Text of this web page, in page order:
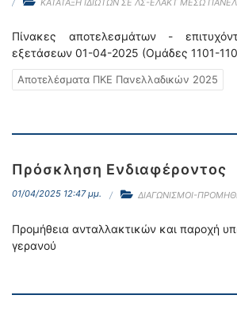
ΚΑΤΑΤΑΞΗ ΙΔΙΩΤΩΝ ΣΕ ΛΣ-ΕΛΑΚΤ ΜΕΣΩ
Πίνακες αποτελεσμάτων -
εξετάσεων 01-04-2025 (Ομάδες 1101-
Αποτελέσματα ΠΚΕ Πανελλαδικών 2025
Πρόσκληση Ενδιαφέροντος
01/04/2025 12:47 μμ. ΔΙΑΓΩΝΙΣΜΟΙ-
Προμήθεια ανταλλακτικών και παροχή
γερανού